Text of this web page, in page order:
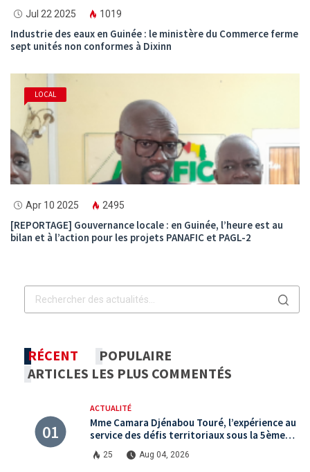
Jul 22 2025 1019
Industrie des eaux en Guinée : le ministère du Commerce ferme
sept unités non conformes à Dixinn
LOCAL
Apr 10 2025 2495
[REPORTAGE] Gouvernance locale : en Guinée, l’heure est au
bilan et à l’action pour les projets PANAFIC et PAGL-2
RÉCENT
POPULAIRE
ARTICLES LES PLUS COMMENTÉS
ACTUALITÉ
Mme Camara Djénabou Touré, l’expérience au
service des défis territoriaux sous la 5ème
République
25 Aug 04, 2026